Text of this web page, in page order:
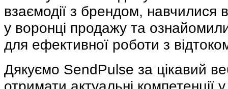
взаємодії з брендом, навчилися
у воронці продажу та
для ефективної роботи з
Дякуємо SendPulse за цікавий